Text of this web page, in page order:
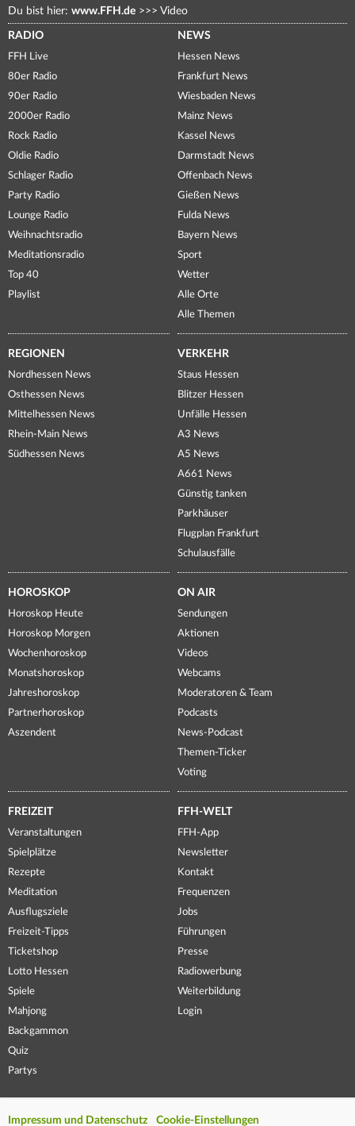
Du bist hier: www.FFH.de >>> Video
RADIO
FFH Live
80er Radio
90er Radio
2000er Radio
Rock Radio
Oldie Radio
Schlager Radio
Party Radio
Lounge Radio
Weihnachtsradio
Meditationsradio
Top 40
Playlist
NEWS
Hessen News
Frankfurt News
Wiesbaden News
Mainz News
Kassel News
Darmstadt News
Offenbach News
Gießen News
Fulda News
Bayern News
Sport
Wetter
Alle Orte
Alle Themen
REGIONEN
Nordhessen News
Osthessen News
Mittelhessen News
Rhein-Main News
Südhessen News
VERKEHR
Staus Hessen
Blitzer Hessen
Unfälle Hessen
A3 News
A5 News
A661 News
Günstig tanken
Parkhäuser
Flugplan Frankfurt
Schulausfälle
HOROSKOP
Horoskop Heute
Horoskop Morgen
Wochenhoroskop
Monatshoroskop
Jahreshoroskop
Partnerhoroskop
Aszendent
ON AIR
Sendungen
Aktionen
Videos
Webcams
Moderatoren & Team
Podcasts
News-Podcast
Themen-Ticker
Voting
FREIZEIT
Veranstaltungen
Spielplätze
Rezepte
Meditation
Ausflugsziele
Freizeit-Tipps
Ticketshop
Lotto Hessen
Spiele
Mahjong
Backgammon
Quiz
Partys
FFH-WELT
FFH-App
Newsletter
Kontakt
Frequenzen
Jobs
Führungen
Presse
Radiowerbung
Weiterbildung
Login
Impressum und Datenschutz Cookie-Einstellungen